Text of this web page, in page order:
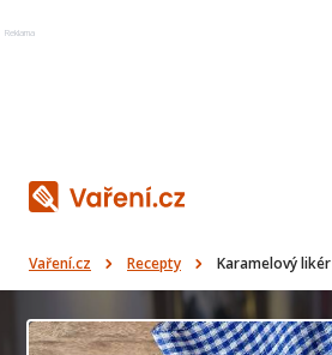
Reklama
Vaření.cz Recepty Karamelový likér